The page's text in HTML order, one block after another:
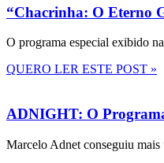
“Chacrinha: O Eterno
O programa especial exibido
QUERO LER ESTE POST »
ADNIGHT: O
Marcelo Adnet conseguiu